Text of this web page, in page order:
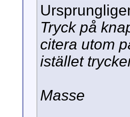
Tryck på
citera utom
istället
Masse